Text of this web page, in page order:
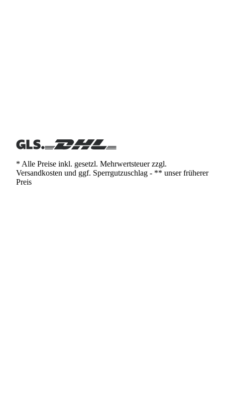
* Alle Preise inkl. gesetzl. Mehrwertsteuer zzgl.
Versandkosten und ggf. Sperrgutzuschlag - ** unser früherer
Preis